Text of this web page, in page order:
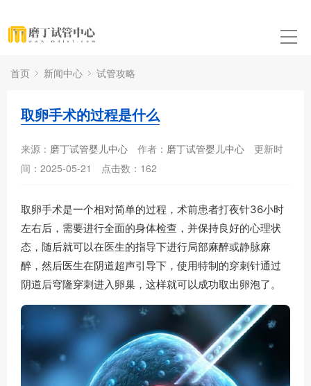
首页 新闻中心 试管攻略
取卵手术的过程是什么
来源： 磨丁试管婴儿中心 作者： 磨丁试管婴儿中心
更新时
间：2025-05-21
点击数： 162
取卵手术是一个相对简单的过程，术前患者打夜针36小时
左右后，需要进行全面的身体检查，并保持良好的心理状
态，随后就可以在医生的指导下进行局部麻醉或静脉麻
醉，然后医生在阴道超声引导下，使用特制的穿刺针通过
阴道后穹隆穿刺进入卵巢，这样就可以成功取出卵泡了。